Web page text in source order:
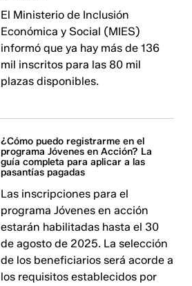
El Ministerio de Inclusión
Económica y Social (MIES)
informó que ya hay más de 136
mil inscritos para las 80 mil
plazas disponibles.
¿Cómo puedo registrarme en el
programa Jóvenes en Acción? La
guía completa para aplicar a las
pasantías pagadas
Las inscripciones para el
programa Jóvenes en acción
estarán habilitadas hasta el 30
de agosto de 2025. La selección
de los beneficiarios será acorde a
los requisitos establecidos por